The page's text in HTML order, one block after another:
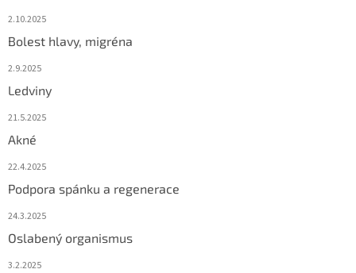
2.10.2025
Bolest hlavy, migréna
2.9.2025
Ledviny
21.5.2025
Akné
22.4.2025
Podpora spánku a regenerace
24.3.2025
Oslabený organismus
3.2.2025